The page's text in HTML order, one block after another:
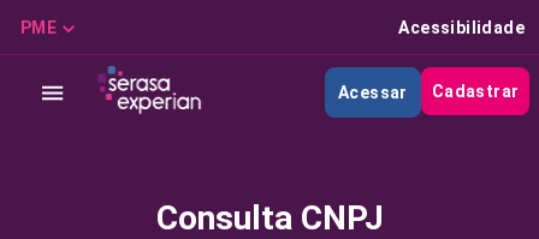
PME Acessibilidade
Acessar Cadastrar
Consulta CNPJ